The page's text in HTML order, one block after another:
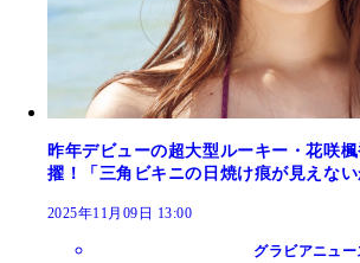
昨年デビューの超大型ルーキー・花咲
擢！「三角ビキニの日焼け痕が見えない
2025年11月09日 13:00
グラビアニュー